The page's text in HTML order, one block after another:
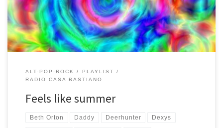
tutto lo spirito estivo di questa […]
ALT-POP-ROCK
PLAYLIST
RADIO CASA BASTIANO
Feels like summer
Beth Orton Daddy Deerhunter Dexys